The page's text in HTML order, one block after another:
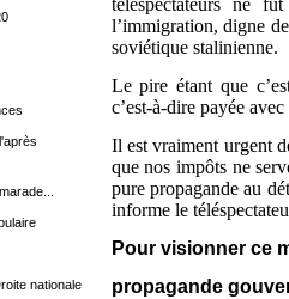
nationale
téléspectateurs ne
l’immigration, digne
soviétique stalinienne.
Le pire étant que
c’est-à-dire payée
Il est vraiment urgent
que nos impôts ne
pure propagande au
informe le
Pour visionner ce
propagande